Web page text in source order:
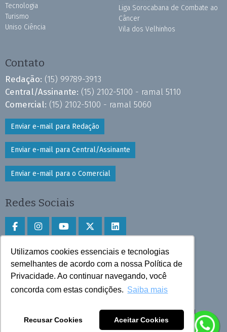
Utilizamos cookies essenciais e tecnologias
semelhantes de acordo com a nossa Política de
Privacidade. Ao continuar navegando, você
concorda com estas condições. Saiba mais
Recusar Cookies Aceitar Cookies
Tecnologia
Turismo
Uniso Ciência
Liga Sorocabana de Combate ao
Câncer
Vila dos Velhinhos
Contato
Redação: (15) 99789-3913
Central/Assinante: (15) 2102-5100 - ramal 5110
Comercial: (15) 2102-5100 - ramal 5060
Enviar e-mail para Redação
Enviar e-mail para Central/Assinante
Enviar e-mail para o Comercial
Redes Sociais
Faça download do aplicativo
Play Store e App Store
Todos os direitos reservados © 2025 Cruzeiro do Sul